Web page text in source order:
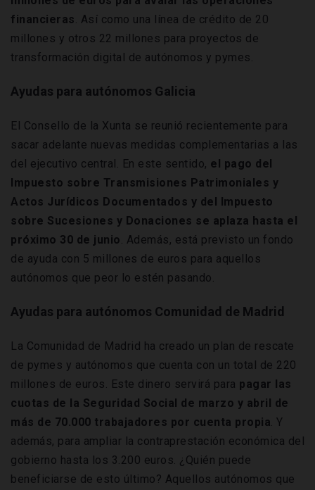
financieras. Así como una línea de crédito de 20
millones y otros 22 millones para proyectos de
transformación digital de autónomos y pymes.
Ayudas para autónomos Galicia
El Consello de la Xunta se reunió recientemente para
sacar adelante nuevas medidas complementarias a las
del ejecutivo central. En este sentido, el pago del
Impuesto sobre Transmisiones Patrimoniales y
Actos Jurídicos Documentados y del Impuesto
sobre Sucesiones y Donaciones se aplaza hasta el
próximo 30 de junio. Además, está previsto un fondo
de ayuda con 5 millones de euros para aquellos
autónomos que peor lo estén pasando.
Ayudas para autónomos Comunidad de Madrid
La Comunidad de Madrid ha creado un plan de rescate
de pymes y autónomos que cuenta con un total de 220
millones de euros. Este dinero servirá para pagar las
cuotas de la Seguridad Social de marzo y abril de
más de 70.000 trabajadores por cuenta propia. Y
además, para ampliar la contraprestación económica del
gobierno hasta los 3.200 euros. ¿Quién puede
beneficiarse de esto último? Aquellos autónomos que